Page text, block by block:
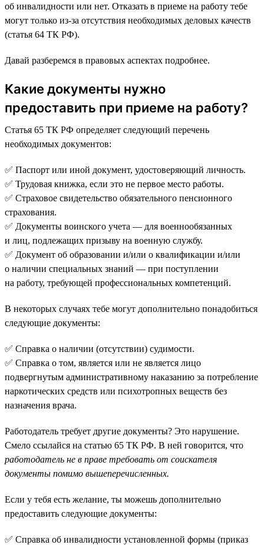
об инвалидности или нет. Отказать в приеме на работу тебе
могут только из-за отсутствия необходимых деловых качеств
(статья 64 ТК РФ).
Давай разберемся в правовых аспектах подробнее.
Какие документы нужно
предоставить при приеме на работу?
Статья 65 ТК РФ определяет следующий перечень
необходимых документов:
✅ Паспорт или иной документ, удостоверяющий личность.
✅ Трудовая книжка, если это не первое место работы.
✅ Страховое свидетельство обязательного пенсионного
страхования.
✅ Документы воинского учета — для военнообязанных
и лиц, подлежащих призыву на военную службу.
✅ Документ об образовании и/или о квалификации и/или
о наличии специальных знаний — при поступлении
на работу, требующей профессиональных компетенций.
В некоторых случаях тебе могут дополнительно понадобиться
следующие документы:
✅ Справка о наличии (отсутствии) судимости.
✅ Справка о том, является или не является лицо
подвергнутым административному наказанию за потребление
наркотических средств или психотропных веществ без
назначения врача.
Работодатель требует другие документы? Это нарушение.
Смело ссылайся на статью 65 ТК РФ. В ней говорится, что
работодатель не в праве требовать от соискателя
документы помимо вышеперечисленных.
Если у тебя есть желание, ты можешь дополнительно
предоставить следующие документы:
✅ Справка об инвалидности установленной формы (приказ